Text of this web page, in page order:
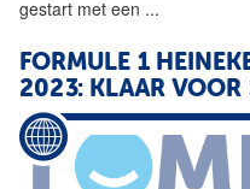
gestart met een ...
FORMULE 1
2023: KLAAR VOOR